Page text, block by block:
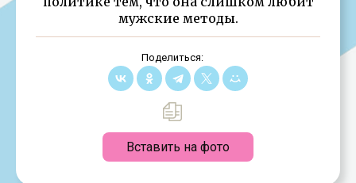
мужские методы.
Поделиться:
Вставить на фото